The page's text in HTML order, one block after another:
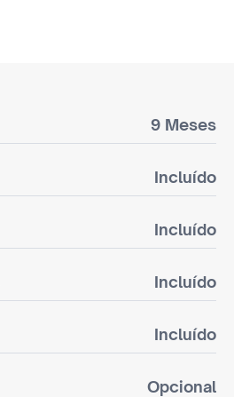
9 Meses
Incluído
Incluído
Incluído
Incluído
Opcional